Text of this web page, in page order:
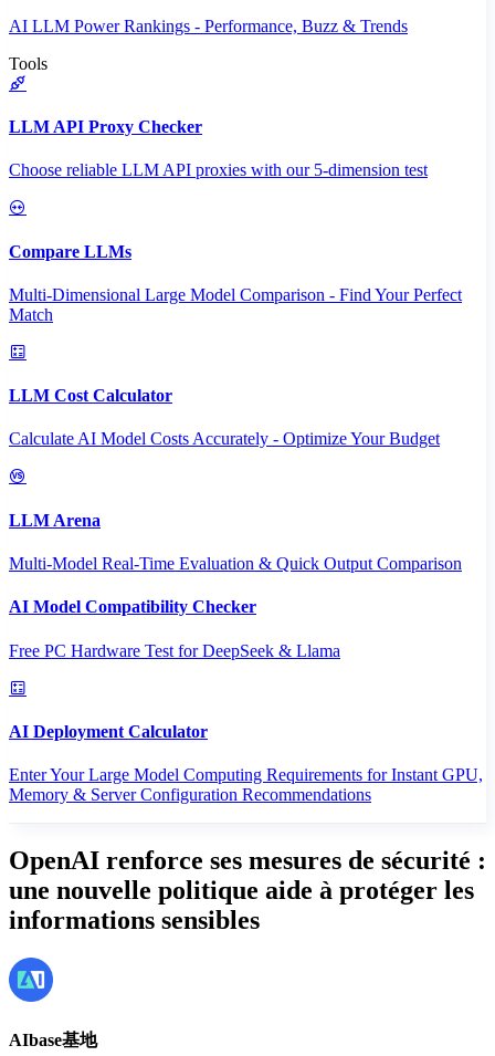
AI LLM Power Rankings - Performance, Buzz & Trends
Tools
LLM API Proxy Checker
Choose reliable LLM API proxies with our 5-dimension test
Compare LLMs
Multi-Dimensional Large Model Comparison - Find Your Perfect
Match
LLM Cost Calculator
Calculate AI Model Costs Accurately - Optimize Your Budget
LLM Arena
Multi-Model Real-Time Evaluation & Quick Output Comparison
AI Model Compatibility Checker
Free PC Hardware Test for DeepSeek & Llama
AI Deployment Calculator
Enter Your Large Model Computing Requirements for Instant GPU,
Memory & Server Configuration Recommendations
OpenAI renforce ses mesures de sécurité :
une nouvelle politique aide à protéger les
informations sensibles
AIbase基地